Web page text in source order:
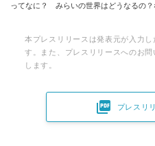
ってなに？ みらいの世界はどうなるの？
本プレスリリースは発表元が入力
す。また、プレスリリースへのお
します。
 プレスリ